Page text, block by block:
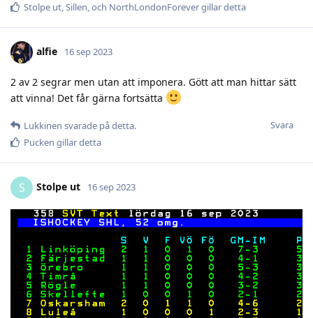
Stolpe ut,Sillen, och NorthLondonForevergillar detta
alfie 16 sep 2023
2 av 2 segrar men utan att imponera. Gött att man hittar sätt
att vinna! Det får gärna fortsätta
Svara
Lukkinen svarade på detta.
Pucken gillar detta
S Stolpe ut 16 sep 2023